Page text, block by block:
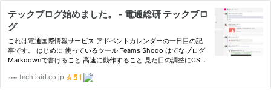
テックブログ始めました。 - 電通総研 テックブロ
グ
これは電通国際情報サービス アドベントカレンダーの一日目の記
事です。 はじめに 使っているツール Teams Shodo はてなブログ
Markdownで書けること 高速に動作すること 見た目の調整にCSS
め はじめに みなさんこんにちは、電通国際情報サービス（ISID）X
イノ…
tech.isid.co.jp